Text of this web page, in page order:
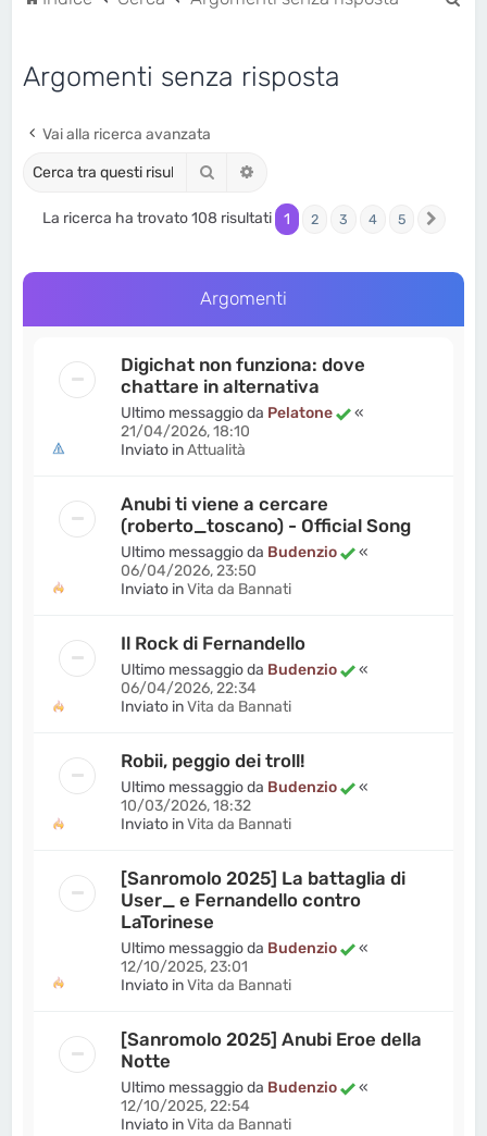
Argomenti senza risposta
Vai alla ricerca avanzata
Cerca
La ricerca ha trovato 108 risultati 1 2 3 4 5
Argomenti
Digichat non funziona: dove
chattare in alternativa
Ultimo messaggio da Pelatone
«
21/04/2026, 18:10
Inviato inAttualità
Anubi ti viene a cercare
(roberto_toscano) - Official Song
Ultimo messaggio da Budenzio
«
06/04/2026, 23:50
Inviato inVita da Bannati
Il Rock di Fernandello
Ultimo messaggio da Budenzio
«
06/04/2026, 22:34
Inviato inVita da Bannati
Robii, peggio dei troll!
Ultimo messaggio da Budenzio
«
10/03/2026, 18:32
Inviato inVita da Bannati
[Sanromolo 2025] La battaglia di
User_ e Fernandello contro
LaTorinese
Ultimo messaggio da Budenzio
«
12/10/2025, 23:01
Inviato inVita da Bannati
[Sanromolo 2025] Anubi Eroe della
Notte
Ultimo messaggio da Budenzio
«
12/10/2025, 22:54
Inviato inVita da Bannati